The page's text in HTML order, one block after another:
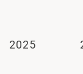
2025